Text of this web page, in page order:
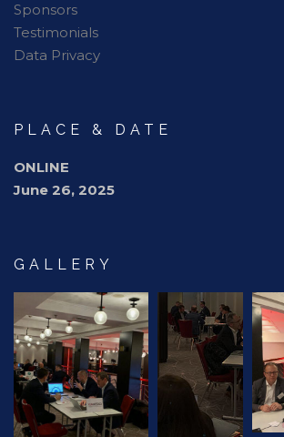
Sponsors
Testimonials
Data Privacy
PLACE & DATE
ONLINE
June 26, 2025
GALLERY